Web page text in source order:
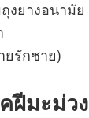
งยางอนามัย
ยรักชาย)
ฝีมะม่วง